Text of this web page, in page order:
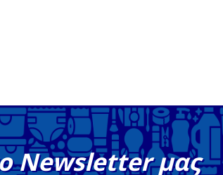
Newsletter μας